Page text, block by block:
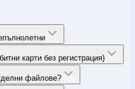
и дебитни карти без регистрация)
файлове?